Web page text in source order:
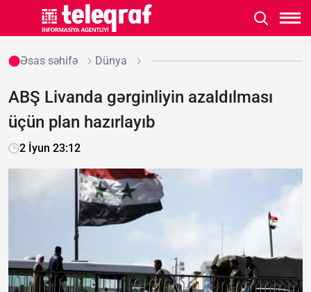
Əsas səhifə Dünya
ABŞ Livanda gərginliyin azaldılması
üçün plan hazırlayıb
2 İyun 23:12